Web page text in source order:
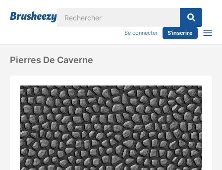
Se connecter S'inscrire
Pierres De Caverne